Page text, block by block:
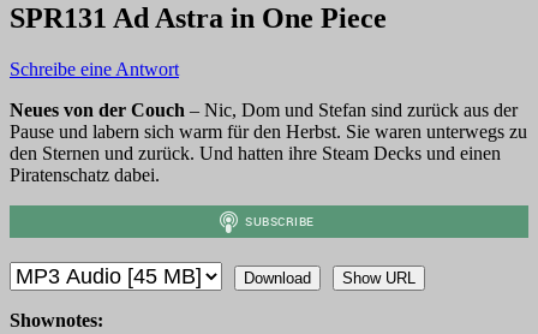
SPR131 Ad Astra in One Piece
Schreibe eine Antwort
Neues von der Couch – Nic, Dom und Stefan sind zurück aus der
Pause und labern sich warm für den Herbst. Sie waren unterwegs zu
den Sternen und zurück. Und hatten ihre Steam Decks und einen
Piratenschatz dabei.
Download Show URL
Shownotes: